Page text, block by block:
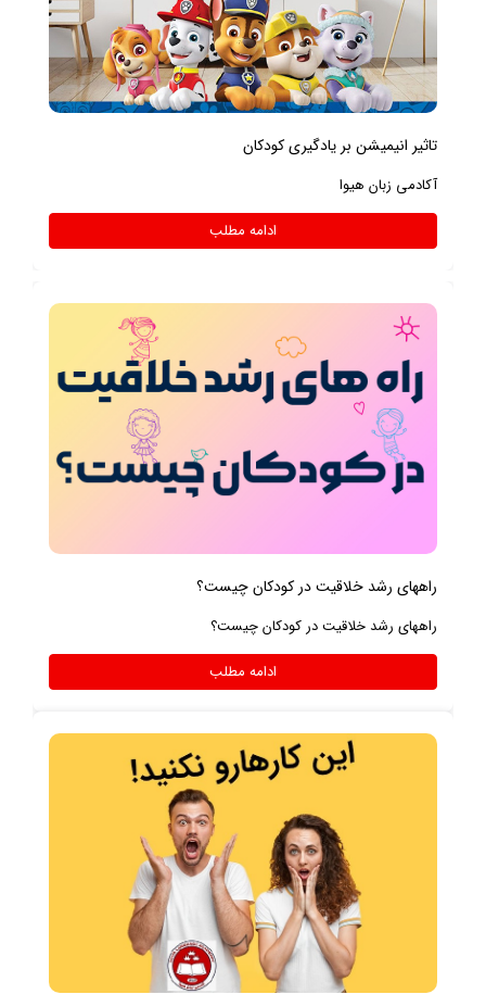
تاثیر انیمیشن بر یادگیری کودکان
آکادمی زبان هیوا
ادامه مطلب
راههای رشد خلاقیت در کودکان چیست؟
راههای رشد خلاقیت در کودکان چیست؟
ادامه مطلب